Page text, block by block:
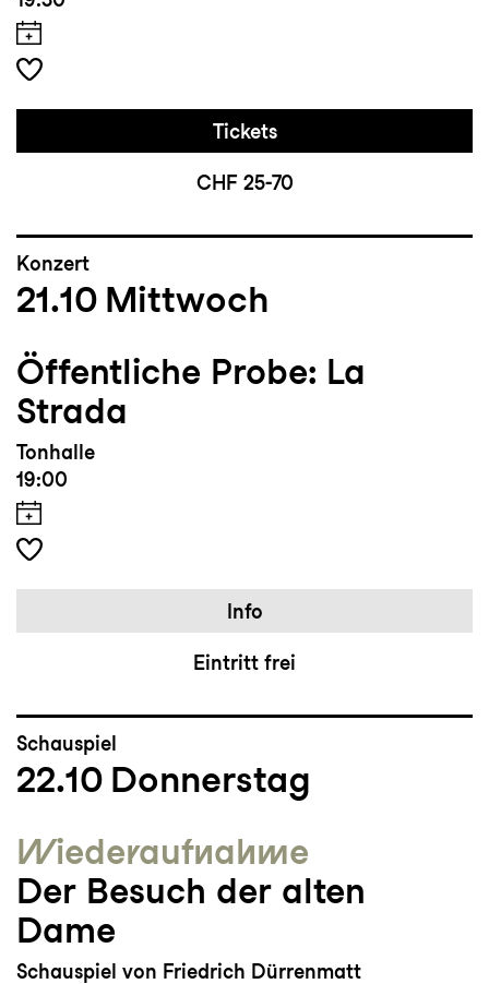
Tickets
CHF 25-70
Konzert
21.10 Mittwoch
Öffentliche Probe: La
Strada
Tonhalle
19:00
Info
Eintritt frei
Schauspiel
22.10 Donnerstag
Wieder­aufnahme
Der Besuch der alten
Dame
Schauspiel von Friedrich Dürrenmatt